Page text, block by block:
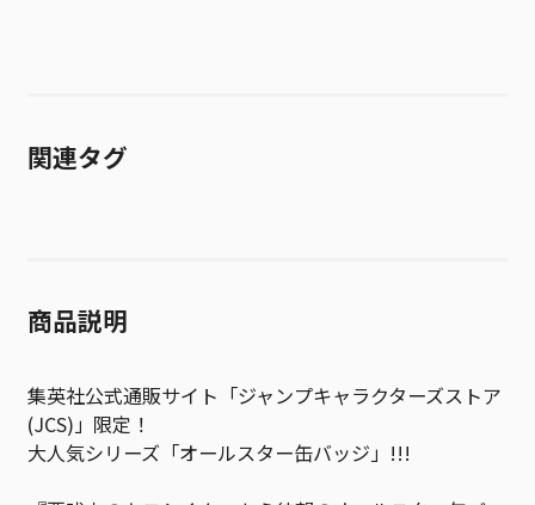
関連タグ
商品説明
集英社公式通販サイト「ジャンプキャラクターズストア
(JCS)」限定！
大人気シリーズ「オールスター缶バッジ」!!!